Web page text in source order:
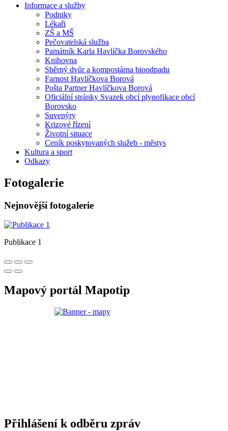
Informace a služby
Podniky
Lékaři
ZŠ a MŠ
Pečovatelská služba
Památník Karla Havlíčka Borovského
Knihovna
Sběrný dvůr a kompostárna bioodpadu
Farnost Havlíčkova Borová
Pošta Partner Havlíčkova Borová
Oficiální stránky Svazek obcí plynofikace obcí
Borovsko
Suvenýry
Krizové řízení
Životní situace
Ceník poskytovaných služeb - městys
Kultura a sport
Odkazy
Fotogalerie
Nejnovější fotogalerie
Publikace 1
Mapový portál Mapotip
Přihlášení k odběru zpráv